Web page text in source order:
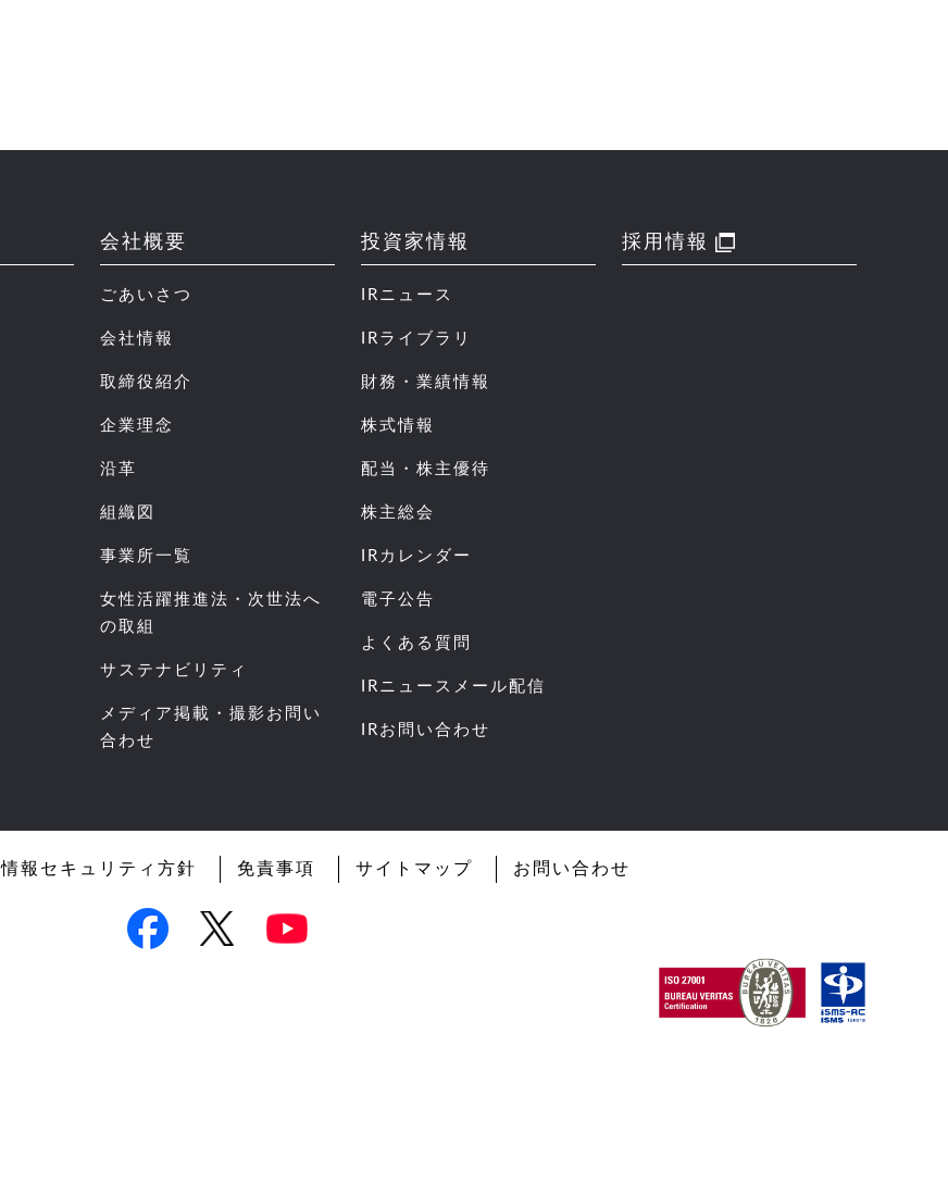
会社概要
ごあいさつ
会社情報
取締役紹介
企業理念
沿革
組織図
事業所一覧
女性活躍推進法・次世法へ
の取組
サステナビリティ
メディア掲載・撮影お問い
合わせ
投資家情報
IRニュース
IRライブラリ
財務・業績情報
株式情報
配当・株主優待
株主総会
IRカレンダー
電子公告
よくある質問
IRニュースメール配信
IRお問い合わせ
採用情報
情報セキュリティ方針 免責事項 サイトマップ お問い合わせ